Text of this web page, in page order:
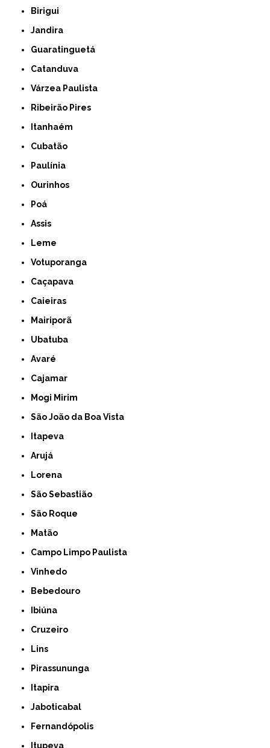
Birigui
Jandira
Guaratinguetá
Catanduva
Várzea Paulista
Ribeirão Pires
Itanhaém
Cubatão
Paulínia
Ourinhos
Poá
Assis
Leme
Votuporanga
Caçapava
Caieiras
Mairiporã
Ubatuba
Avaré
Cajamar
Mogi Mirim
São João da Boa Vista
Itapeva
Arujá
Lorena
São Sebastião
São Roque
Matão
Campo Limpo Paulista
Vinhedo
Bebedouro
Ibiúna
Cruzeiro
Lins
Pirassununga
Itapira
Jaboticabal
Fernandópolis
Itupeva